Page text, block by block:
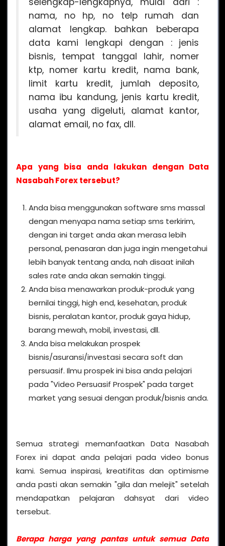
nama, no hp, no telp rumah dan
alamat lengkap. bahkan beberapa
data kami lengkapi dengan : jenis
bisnis, tempat tanggal lahir, nomer
ktp, nomer kartu kredit, nama bank,
limit kartu kredit, jumlah deposito,
nama ibu kandung, jenis kartu kredit,
usaha yang digeluti, alamat kantor,
alamat email, no fax, dll.
Apa yang bisa anda lakukan dengan Data
Nasabah Forex tersebut?
Anda bisa menggunakan software sms massal
dengan menyapa nama setiap sms terkirim,
dengan ini target anda akan merasa lebih
personal, penasaran dan juga ingin mengetahui
lebih banyak tentang anda, nah disaat inilah
sales rate anda akan semakin tinggi.
Anda bisa menawarkan produk-produk yang
bernilai tinggi, high end, kesehatan, produk
bisnis, peralatan kantor, produk gaya hidup,
barang mewah, mobil, investasi, dll.
Anda bisa melakukan prospek
bisnis/asuransi/investasi secara soft dan
persuasif. Ilmu prospek ini bisa anda pelajari
pada "Video Persuasif Prospek" pada target
market yang sesuai dengan produk/bisnis anda.
Semua strategi memanfaatkan Data Nasabah
Forex ini dapat anda pelajari pada video bonus
kami. Semua inspirasi, kreatifitas dan optimisme
anda pasti akan semakin "gila dan melejit" setelah
mendapatkan pelajaran dahsyat dari video
tersebut.
Berapa harga yang pantas untuk semua Data